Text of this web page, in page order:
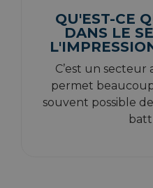
QU'EST-CE
DANS LE
C’est un secteur
permet
souvent possible